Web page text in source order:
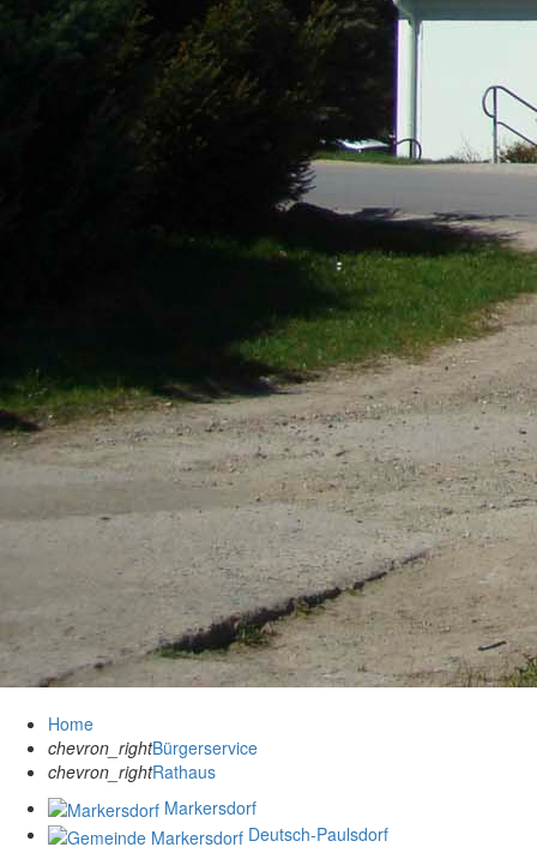
Home
chevron_rightBürgerservice
chevron_rightRathaus
Markersdorf
Deutsch-Paulsdorf